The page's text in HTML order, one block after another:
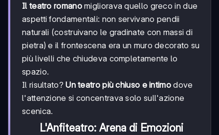
Il teatro romanomigliorava quello greco in due
aspetti fondamentali: non servivano pendii
naturali (costruivano le gradinate con massi di
pietra) e il frontescena era un muro decorato su
più livelli che chiudeva completamente lo
spazio.
Il risultato?Un teatro più chiuso e intimodove
l'attenzione si concentrava solo sull'azione
scenica.
L'Anfiteatro: Arena di Emozioni